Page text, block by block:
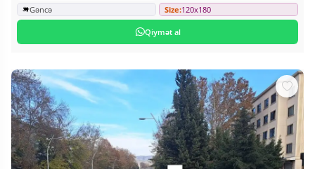
Gəncə
Size:120x180
Qiymət al